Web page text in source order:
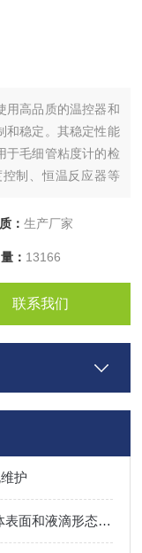
用高品质的温控器和
和稳定。其稳定性能
于毛细管粘度计的检
制、恒温反应器等
： 生产厂家
： 13166
联系我们
护
水滴角测量仪适用于多种类型的固体表面和液滴形态的分析